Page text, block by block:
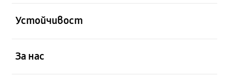
Устойчивост
За нас